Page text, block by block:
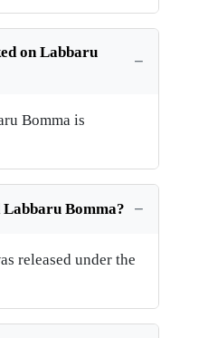
on Labbaru
Bomma is
Bomma?
released under the